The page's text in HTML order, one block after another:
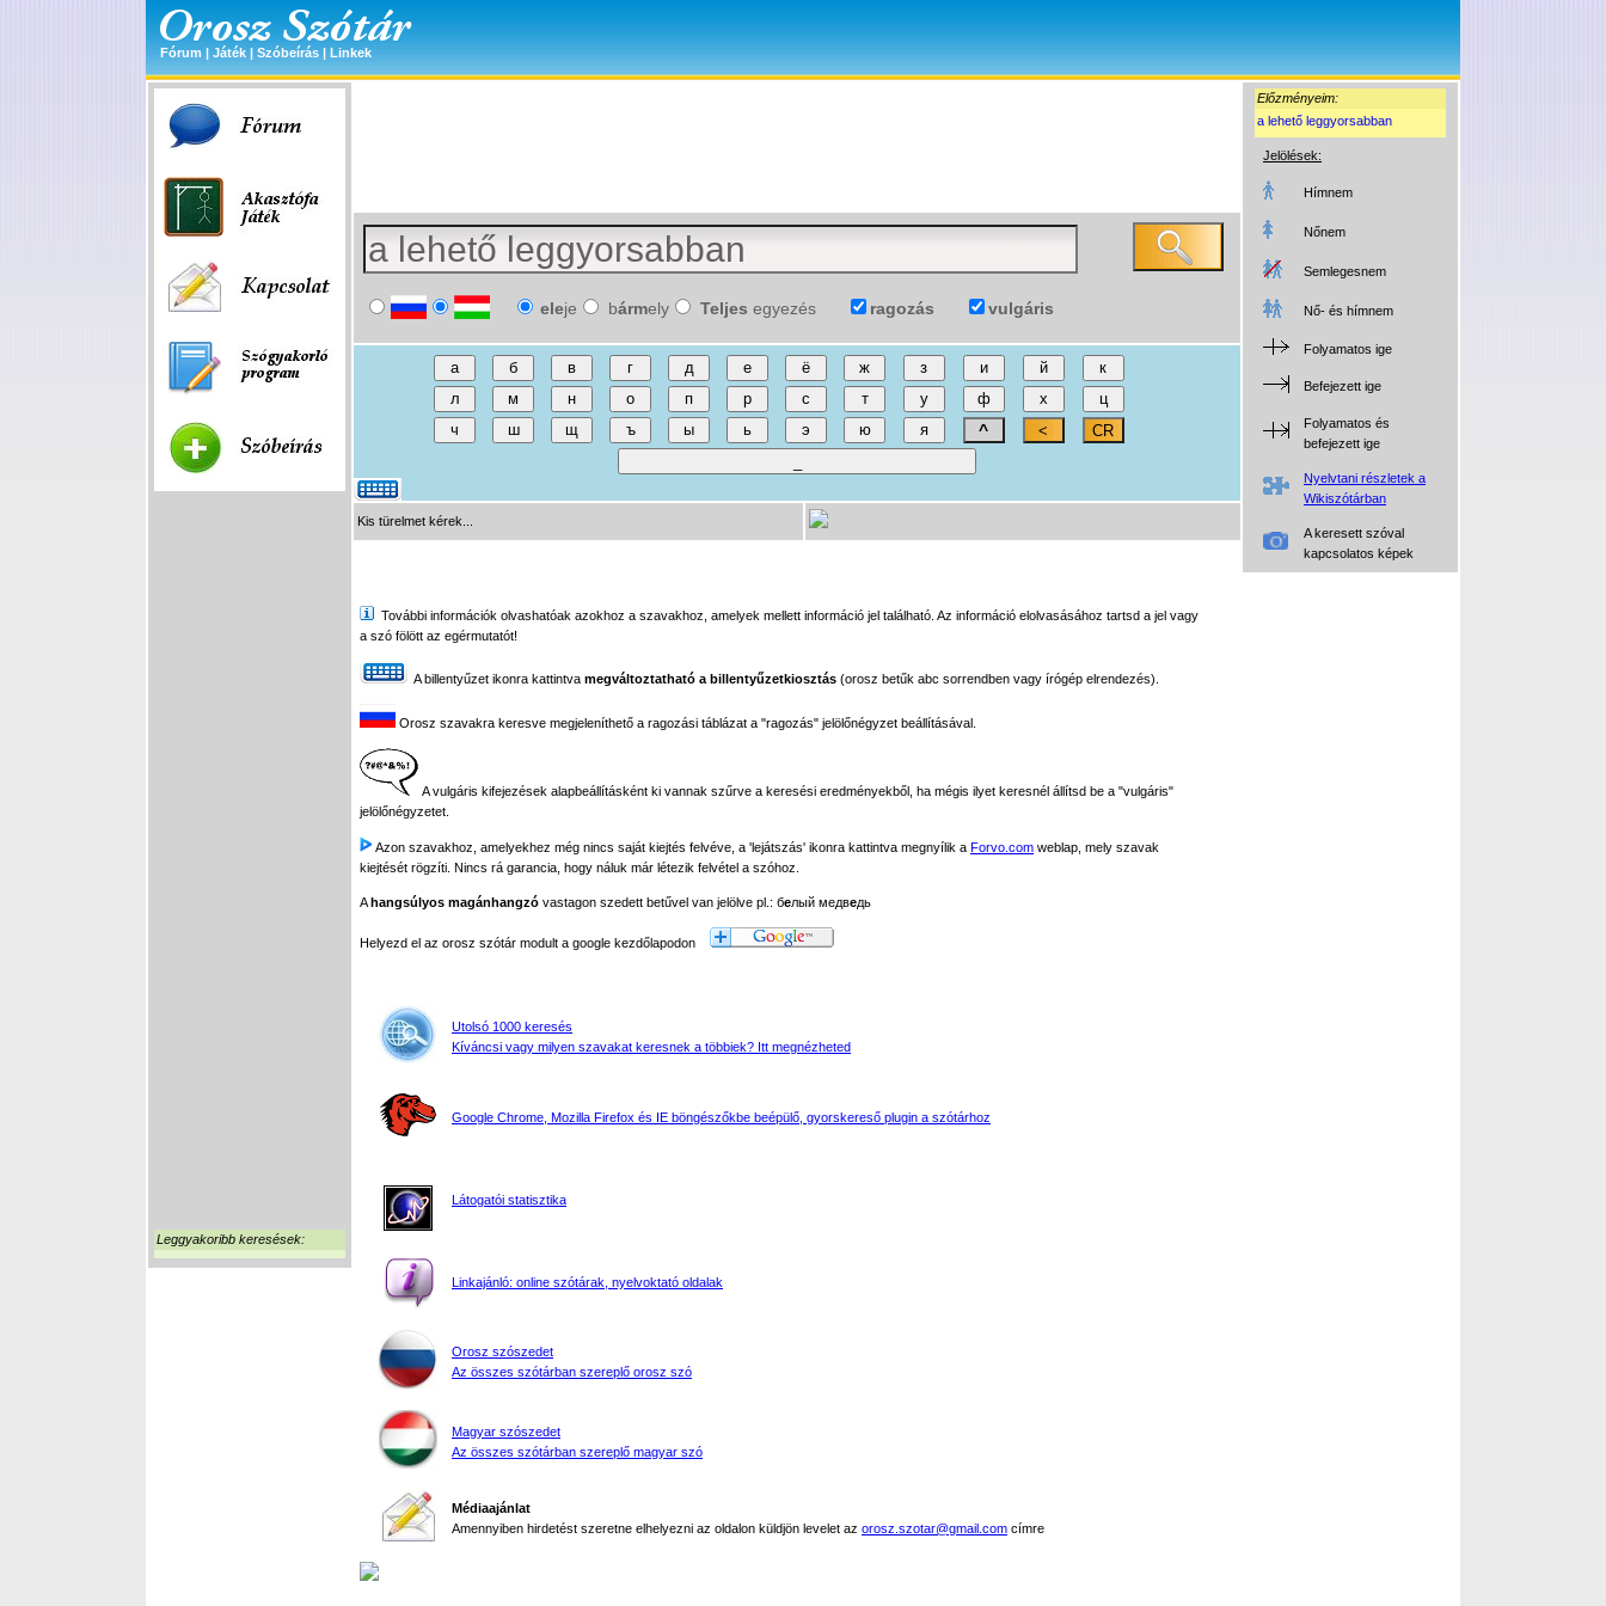
Fórum | Játék | Szóbeírás | Linkek
Előzményeim:
a lehető leggyorsabban
Jelölések:
Hímnem
Nőnem
Semlegesnem
Nő- és hímnem
Folyamatos ige
Befejezett ige
Folyamatos és
befejezett ige
Nyelvtani részletek a
Wikiszótárban
A keresett szóval
kapcsolatos képek
Leggyakoribb keresések:
eleje bármely Teljes egyezés ragozás vulgáris
Kis türelmet kérek...
További információk olvashatóak azokhoz a szavakhoz, amelyek mellett információ jel található. Az információ elolvasásához tartsd a jel vagy
a szó fölött az egérmutatót!
A billentyűzet ikonra kattintva megváltoztatható a billentyűzetkiosztás (orosz betűk abc sorrendben vagy írógép elrendezés).
Orosz szavakra keresve megjeleníthető a ragozási táblázat a "ragozás" jelölőnégyzet beállításával.
A vulgáris kifejezések alapbeállításként ki vannak szűrve a keresési eredményekből, ha mégis ilyet keresnél állítsd be a "vulgáris"
jelölőnégyzetet.
Azon szavakhoz, amelyekhez még nincs saját kiejtés felvéve, a 'lejátszás' ikonra kattintva megnyílik a Forvo.com weblap, mely szavak
kiejtését rögzíti. Nincs rá garancia, hogy náluk már létezik felvétel a szóhoz.
Ahangsúlyos magánhangzó vastagon szedett betűvel van jelölve pl.: белый медведь
Helyezd el az orosz szótár modult a google kezdőlapodon
Utolsó 1000 keresés
Kíváncsi vagy milyen szavakat keresnek a többiek? Itt megnézheted
Google Chrome, Mozilla Firefox és IE böngészőkbe beépülő, gyorskereső plugin a szótárhoz
Látogatói statisztika
Linkajánló: online szótárak, nyelvoktató oldalak
Orosz szószedet
Az összes szótárban szereplő orosz szó
Magyar szószedet
Az összes szótárban szereplő magyar szó
Médiaajánlat
Amennyiben hirdetést szeretne elhelyezni az oldalon küldjön levelet az orosz.szotar@gmail.com címre